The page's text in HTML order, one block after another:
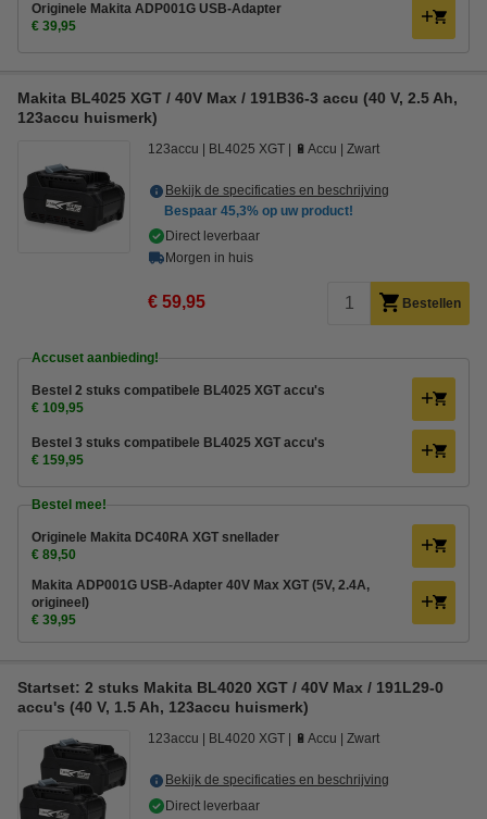
Originele Makita ADP001G USB-Adapter
€ 39,95
Makita BL4025 XGT / 40V Max / 191B36-3 accu (40 V, 2.5 Ah,
123accu huismerk)
123accu BL4025 XGT 🔋Accu Zwart
Bekijk de specificaties en beschrijving
Bespaar 45,3% op uw product!
Direct leverbaar
Morgen in huis
€ 59,95 Bestellen
Accuset aanbieding!
Bestel 2 stuks compatibele BL4025 XGT accu's
€ 109,95
Bestel 3 stuks compatibele BL4025 XGT accu's
€ 159,95
Bestel mee!
Originele Makita DC40RA XGT snellader
€ 89,50
Makita ADP001G USB-Adapter 40V Max XGT (5V, 2.4A,
origineel)
€ 39,95
Startset: 2 stuks Makita BL4020 XGT / 40V Max / 191L29-0
accu's (40 V, 1.5 Ah, 123accu huismerk)
123accu BL4020 XGT 🔋Accu Zwart
Bekijk de specificaties en beschrijving
Direct leverbaar